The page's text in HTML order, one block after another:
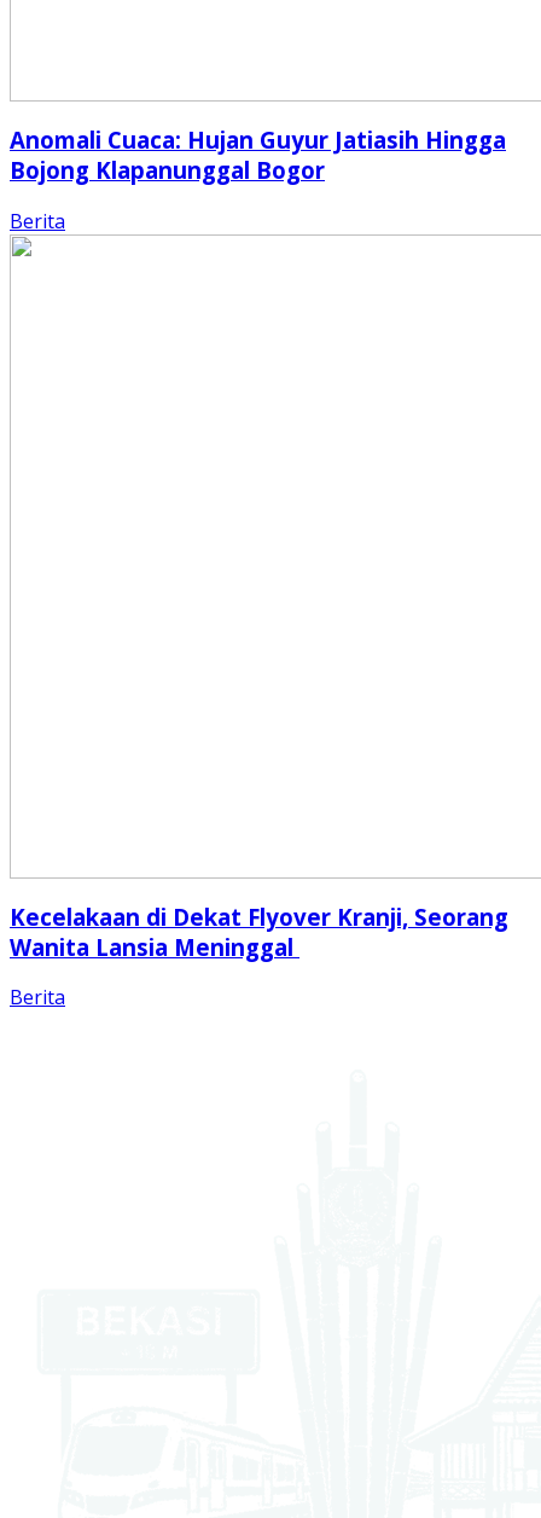
Anomali Cuaca: Hujan Guyur Jatiasih Hingga
Bojong Klapanunggal Bogor
Berita
Kecelakaan di Dekat Flyover Kranji, Seorang
Wanita Lansia Meninggal
Berita